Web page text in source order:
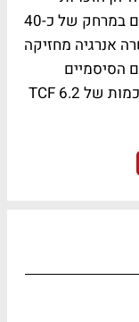
ברשיונות הימיים "שרה" ו"מירה", הנמצאים במרחק של כ-40
אנרגיה מחזיקה
הסיסמיים
הדו-מימדיים (2D), בשני המבנים קיימת כמות של 6.2 TCF